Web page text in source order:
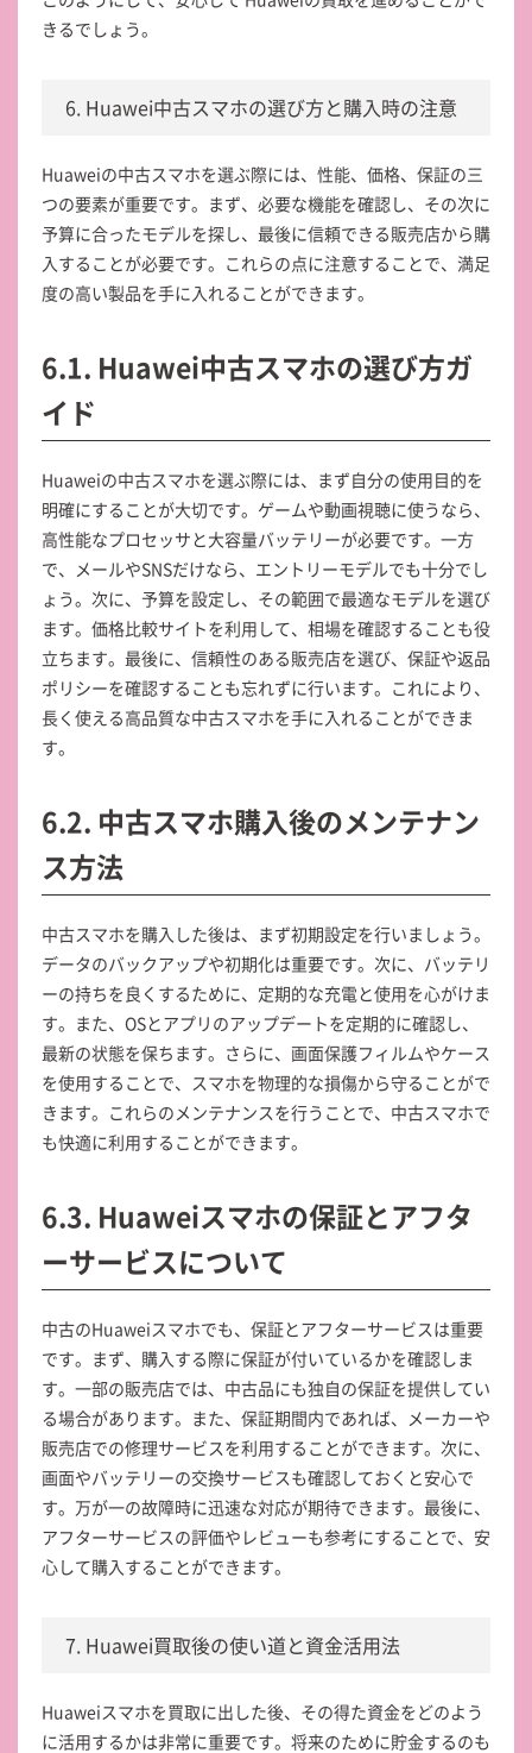
きるでしょう。
6. Huawei中古スマホの選び方と購入時の注意
Huaweiの中古スマホを選ぶ際には、性能、価格、保証の三
つの要素が重要です。まず、必要な機能を確認し、その次に
予算に合ったモデルを探し、最後に信頼できる販売店から購
入することが必要です。これらの点に注意することで、満足
度の高い製品を手に入れることができます。
6.1. Huawei中古スマホの選び方ガ
イド
Huaweiの中古スマホを選ぶ際には、まず自分の使用目的を
明確にすることが大切です。ゲームや動画視聴に使うなら、
高性能なプロセッサと大容量バッテリーが必要です。一方
で、メールやSNSだけなら、エントリーモデルでも十分でし
ょう。次に、予算を設定し、その範囲で最適なモデルを選び
ます。価格比較サイトを利用して、相場を確認することも役
立ちます。最後に、信頼性のある販売店を選び、保証や返品
ポリシーを確認することも忘れずに行います。これにより、
長く使える高品質な中古スマホを手に入れることができま
す。
6.2. 中古スマホ購入後のメンテナン
ス方法
中古スマホを購入した後は、まず初期設定を行いましょう。
データのバックアップや初期化は重要です。次に、バッテリ
ーの持ちを良くするために、定期的な充電と使用を心がけま
す。また、OSとアプリのアップデートを定期的に確認し、
最新の状態を保ちます。さらに、画面保護フィルムやケース
を使用することで、スマホを物理的な損傷から守ることがで
きます。これらのメンテナンスを行うことで、中古スマホで
も快適に利用することができます。
6.3. Huaweiスマホの保証とアフタ
ーサービスについて
中古のHuaweiスマホでも、保証とアフターサービスは重要
です。まず、購入する際に保証が付いているかを確認しま
す。一部の販売店では、中古品にも独自の保証を提供してい
る場合があります。また、保証期間内であれば、メーカーや
販売店での修理サービスを利用することができます。次に、
画面やバッテリーの交換サービスも確認しておくと安心で
す。万が一の故障時に迅速な対応が期待できます。最後に、
アフターサービスの評価やレビューも参考にすることで、安
心して購入することができます。
7. Huawei買取後の使い道と資金活用法
Huaweiスマホを買取に出した後、その得た資金をどのよう
に活用するかは非常に重要です。将来のために貯金するのも